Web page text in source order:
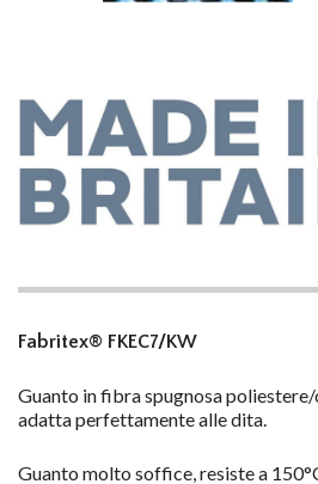
Fabritex® FKEC7/KW
Guanto in fibra spugnosa
adatta perfettamente alle dita.
Guanto molto soffice, resiste a